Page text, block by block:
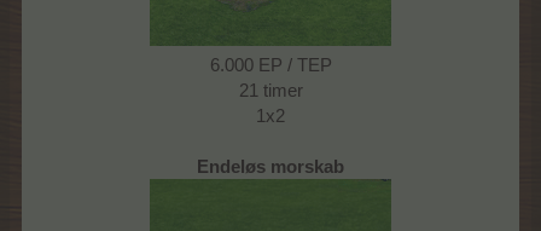
6.000 EP / TEP
21 timer
1x2
Endeløs morskab